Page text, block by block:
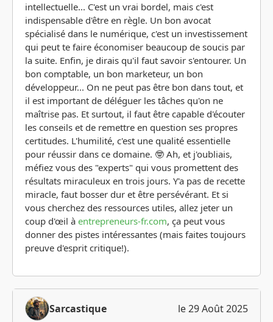
intellectuelle... C'est un vrai bordel, mais c'est
indispensable d'être en règle. Un bon avocat
spécialisé dans le numérique, c'est un investissement
qui peut te faire économiser beaucoup de soucis par
la suite. Enfin, je dirais qu'il faut savoir s'entourer. Un
bon comptable, un bon marketeur, un bon
développeur... On ne peut pas être bon dans tout, et
il est important de déléguer les tâches qu'on ne
maîtrise pas. Et surtout, il faut être capable d'écouter
les conseils et de remettre en question ses propres
certitudes. L'humilité, c'est une qualité essentielle
pour réussir dans ce domaine. 🤓 Ah, et j'oubliais,
méfiez vous des "experts" qui vous promettent des
résultats miraculeux en trois jours. Y'a pas de recette
miracle, faut bosser dur et être persévérant. Et si
vous cherchez des ressources utiles, allez jeter un
coup d'œil à entrepreneurs-fr.com, ça peut vous
donner des pistes intéressantes (mais faites toujours
preuve d'esprit critique!).
Sarcastique le 29 Août 2025